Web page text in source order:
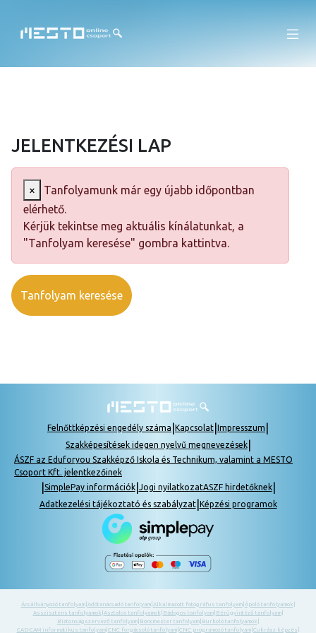
JELENTKEZÉSI LAP
×
Tanfolyamunk már egy újabb időpontban
elérhető.
Kérjük tekintse meg aktuális kínálatunkat, a
"Tanfolyam keresése" gombra kattintva.
Tanfolyam keresése
Felnőttképzési engedély száma Kapcsolat Impresszum
Szakképesítések idegen nyelvű megnevezések|
ÁSZF az Eduforyou Szakképző Iskola és Technikum, valamint a MESTO
Csoport Kft. jelentkezőinek
SimplePay információk| Jogi nyilatkozatASZF hirdetőknek|
Adatkezelési tájékoztató és szabályzat| Képzési programok
Ácsállványozó tanfolyam| Adótanácsadó tanfolyam| Alkalmazott fotográfus tanfolyam| Ápoló tanfolyamok
Asszisztens tanfolyamok Asztalos tanfolyamok Bádogos tanfolyam| Bérügyintéző tanfolyam|
Biztonságszervező tanfolyam| Boncmester tanfolyam| Burkoló tanfolyamok
CAD-CAM informatikus tanfolyam| CNC forgácsoló tanfolyam| CNC programozó tanfolyam| Cukrász képzés